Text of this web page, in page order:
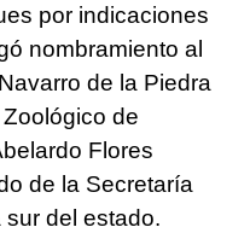
por indicaciones
nombramiento al
de la Piedra
de
Flores
de la Secretaría
del estado.